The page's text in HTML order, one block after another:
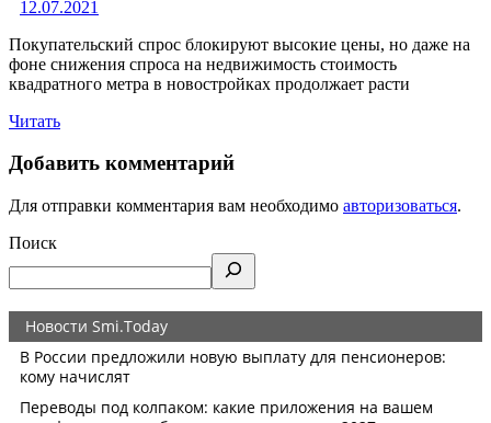
12.07.2021
Покупательский спрос блокируют высокие цены, но даже на
фоне снижения спроса на недвижимость стоимость
квадратного метра в новостройках продолжает расти
Читать
Добавить комментарий
Для отправки комментария вам необходимо авторизоваться.
Поиск